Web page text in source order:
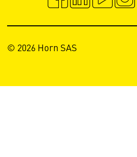
© 2026 Horn SAS